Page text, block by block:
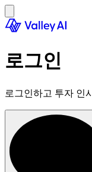
로그인
로그인하고 투자 인